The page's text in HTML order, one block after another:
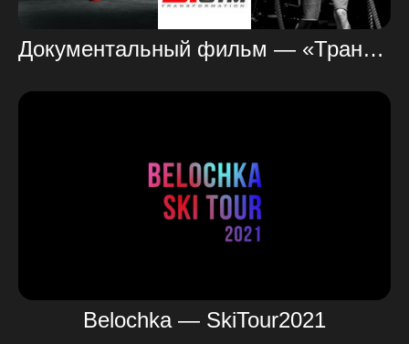
Документальный фильм — «Трансформация»
Belochka — SkiTour2021